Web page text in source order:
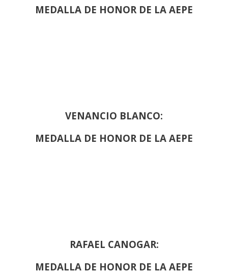
MEDALLA DE HONOR DE LA AEPE
VENANCIO BLANCO:
MEDALLA DE HONOR DE LA AEPE
RAFAEL CANOGAR:
MEDALLA DE HONOR DE LA AEPE